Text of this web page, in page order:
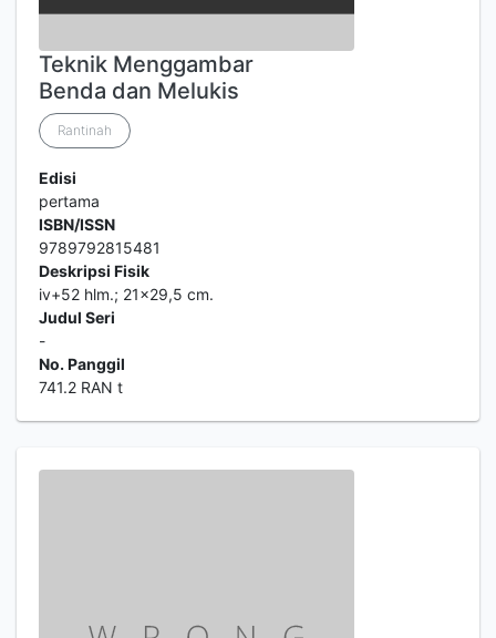
Teknik Menggambar
Benda dan Melukis
Rantinah
Edisi
pertama
ISBN/ISSN
9789792815481
Deskripsi Fisik
iv+52 hlm.; 21x29,5 cm.
Judul Seri
-
No. Panggil
741.2 RAN t